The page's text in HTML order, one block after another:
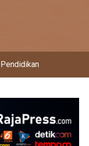
Pendidikan